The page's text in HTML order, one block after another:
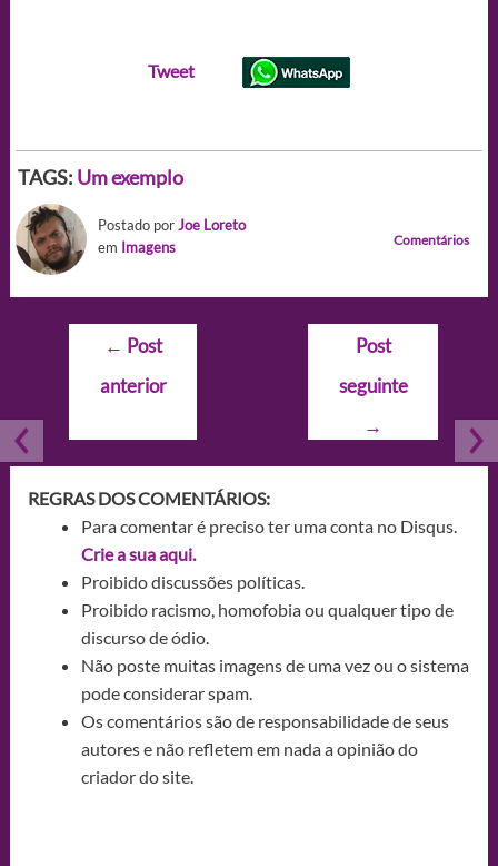
Tweet
TAGS: Um exemplo
Postado porJoe Loreto
em Imagens Comentários
Navegação
Post
← Post
anterior
Post
seguinte
→
REGRAS DOS COMENTÁRIOS:
Para comentar é preciso ter uma conta no Disqus.
Crie a sua aqui.
Proibido discussões políticas.
Proibido racismo, homofobia ou qualquer tipo de
discurso de ódio.
Não poste muitas imagens de uma vez ou o sistema
pode considerar spam.
Os comentários são de responsabilidade de seus
autores e não refletem em nada a opinião do
criador do site.